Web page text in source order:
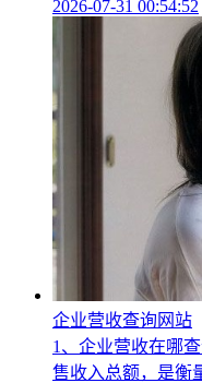
2026-07-31 00:54:52
企业营收查询网站
1、企业营收在哪
售收入总额，是衡